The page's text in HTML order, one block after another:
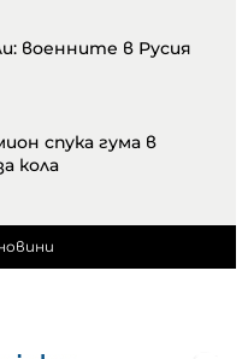
военните в Русия
спука гума в
кола